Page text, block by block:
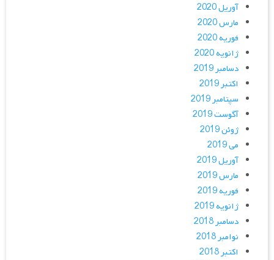
آوریل 2020
مارس 2020
فوریه 2020
ژانویه 2020
دسامبر 2019
اکتبر 2019
سپتامبر 2019
آگوست 2019
ژوئن 2019
می 2019
آوریل 2019
مارس 2019
فوریه 2019
ژانویه 2019
دسامبر 2018
نوامبر 2018
اکتبر 2018